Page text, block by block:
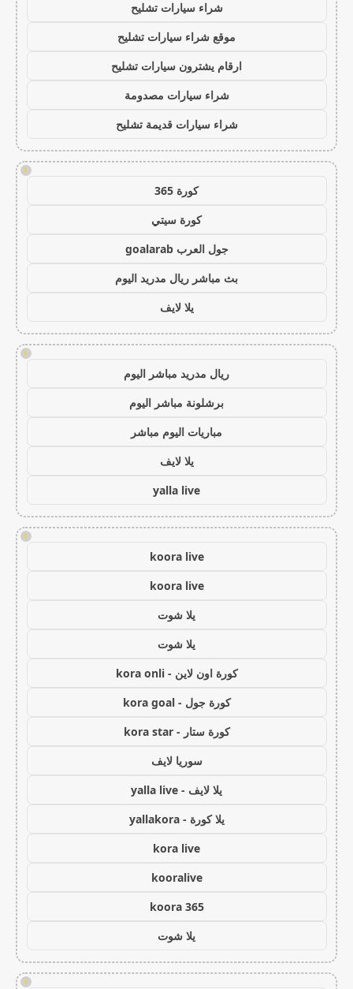
شراء سيارات تشليح
موقع شراء سيارات تشليح
ارقام يشترون سيارات تشليح
شراء سيارات مصدومة
شراء سيارات قديمة تشليح
!
كورة 365
كورة سيتي
جول العرب goalarab
بث مباشر ريال مدريد اليوم
يلا لايف
!
ريال مدريد مباشر اليوم
برشلونة مباشر اليوم
مباريات اليوم مباشر
يلا لايف
yalla live
!
koora live
koora live
يلا شوت
يلا شوت
كورة اون لاين - kora onli
كورة جول - kora goal
كورة ستار - kora star
سوريا لايف
يلا لايف - yalla live
يلا كورة - yallakora
kora live
kooralive
koora 365
يلا شوت
!